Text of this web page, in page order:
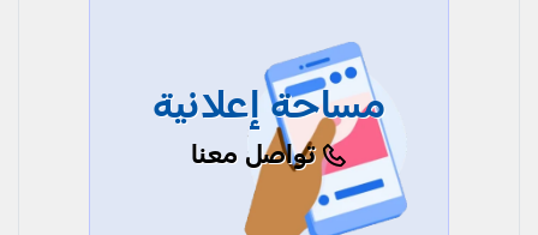
مساحة إعلانية
تواصل معنا